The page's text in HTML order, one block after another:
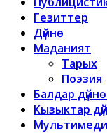
Гезиттер
Дүйнө
Маданият
Тарых
Поэзия
Балдар
Кызыктар